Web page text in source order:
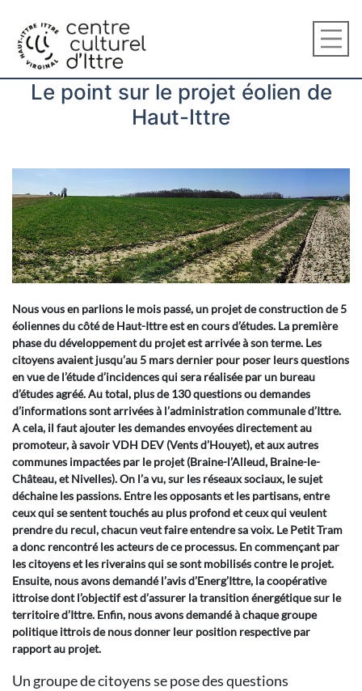
Le point sur le projet éolien de
Haut-Ittre
Nous vous en parlions le mois passé,un projet de construction de 5
éoliennes du côté de Haut-Ittre est en cours d’études. La première
phase du développement du projet est arrivée à son terme. Les
citoyens avaient jusqu’au 5 mars dernier pour poser leurs questions
en vue de l’étude d’incidences qui sera réalisée par un bureau
d’études agréé. Au total, plus de 130 questions ou demandes
d’informations sont arrivées à l’administration communale d’Ittre.
A cela, il faut ajouter les demandes envoyées directement au
promoteur, à savoir VDH DEV (Vents d’Houyet), et aux autres
communes impactées par le projet (Braine-l’Alleud, Braine-le-
Château, et Nivelles). On l’a vu, sur les réseaux sociaux, le sujet
déchaine les passions. Entre les opposants et les partisans, entre
ceux qui se sentent touchés au plus profond et ceux qui veulent
prendre du recul, chacun veut faire entendre sa voix. Le Petit Tram
a donc rencontré les acteurs de ce processus. En commençant par
les citoyens et les riverains qui se sont mobilisés contre le projet.
Ensuite, nous avons demandé l’avis d’Energ’Ittre, la coopérative
ittroise dont l’objectif est d’assurer la transition énergétique sur le
territoire d’Ittre. Enfin, nous avons demandé à chaque groupe
politique ittrois de nous donner leur position respective par
rapport au projet.
Un groupe de citoyens se pose des questions